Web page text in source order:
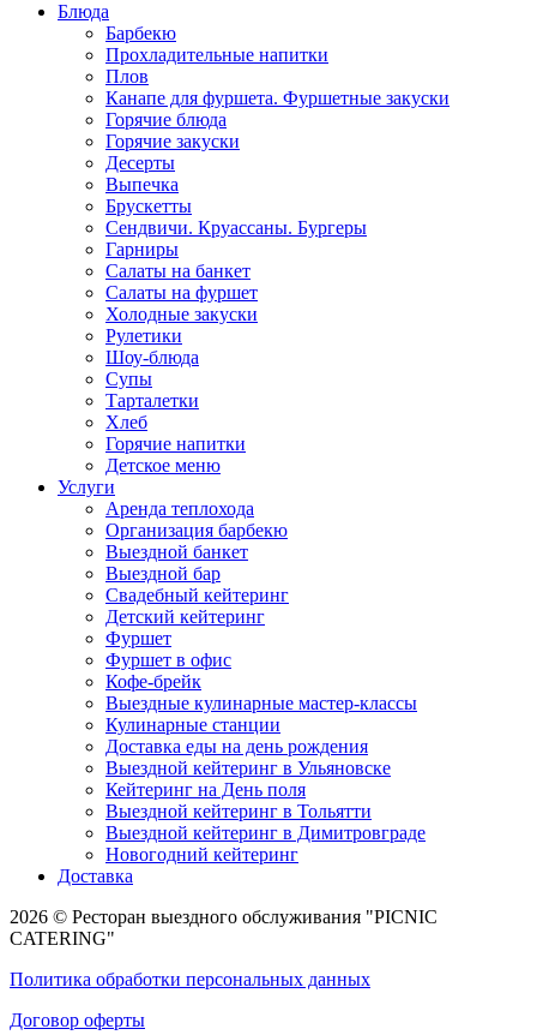
Блюда
Барбекю
Прохладительные напитки
Плов
Канапе для фуршета. Фуршетные закуски
Горячие блюда
Горячие закуски
Десерты
Выпечка
Брускетты
Сендвичи. Круассаны. Бургеры
Гарниры
Салаты на банкет
Салаты на фуршет
Холодные закуски
Рулетики
Шоу-блюда
Супы
Тарталетки
Хлеб
Горячие напитки
Детское меню
Услуги
Аренда теплохода
Организация барбекю
Выездной банкет
Выездной бар
Свадебный кейтеринг
Детский кейтеринг
Фуршет
Фуршет в офис
Кофе-брейк
Выездные кулинарные мастер-классы
Кулинарные станции
Доставка еды на день рождения
Выездной кейтеринг в Ульяновске
Кейтеринг на День поля
Выездной кейтеринг в Тольятти
Выездной кейтеринг в Димитровграде
Новогодний кейтеринг
Доставка
2026 © Ресторан выездного обслуживания "PICNIC
CATERING"
Политика обработки персональных данных
Договор оферты